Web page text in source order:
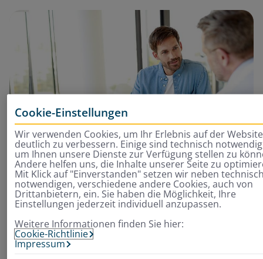
Finden Sie jetzt schnell & einfach Ihre
passende ambulante
Zusatzversicherung
Kombitarife als Rundum-Sorglos-Pakete: die
wichtigsten Leistungen bei ärztlichen
Cookie-Einstellungen
Wir verwenden Cookies, um Ihr Erlebnis auf der Website
deutlich zu verbessern. Einige sind technisch
um Ihnen unsere Dienste zur Verfügung stellen zu
Andere helfen uns, die Inhalte unserer Seite zu
Mit Klick auf "Einverstanden" setzen wir neben
notwendigen, verschiedene andere Cookies, auch von
Drittanbietern, ein. Sie haben die Möglichkeit, Ihre
Einstellungen jederzeit individuell anzupassen.
Weitere Informationen finden Sie hier:
Cookie-Richtlinie
Impressum